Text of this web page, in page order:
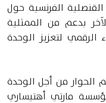
الفرنسية حول
بدعم من الممثلية
الرقمي لتعزيز الوحدة
الحوار من أجل الوحدة
مارتي أهتيساري